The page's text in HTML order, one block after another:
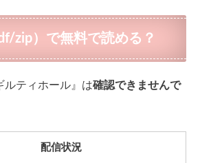
zip）で無料で読める？
ルティホール』は確認できませんで
配信状況